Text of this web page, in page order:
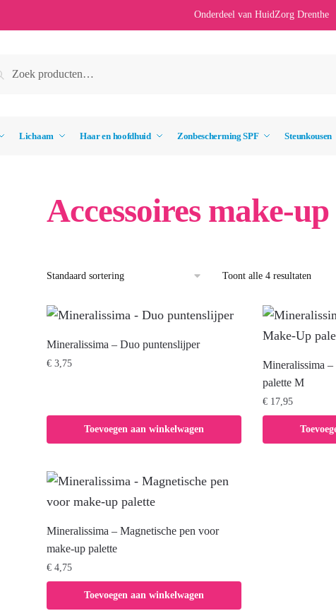
Onderdeel van HuidZorg Drenthe
Zoeken
Lichaam Haar en hoofdhuid Zonbescherming SPF Steunkousen
Accessoires make-up
Toont alle 4 resultaten
Mineralissima – Duo puntenslijper
€3,75
Toevoegen aan winkelwagen
Mineralissima
palette M
€17,95
Mineralissima – Magnetische pen voor
make-up palette
€4,75
Toevoegen aan winkelwagen